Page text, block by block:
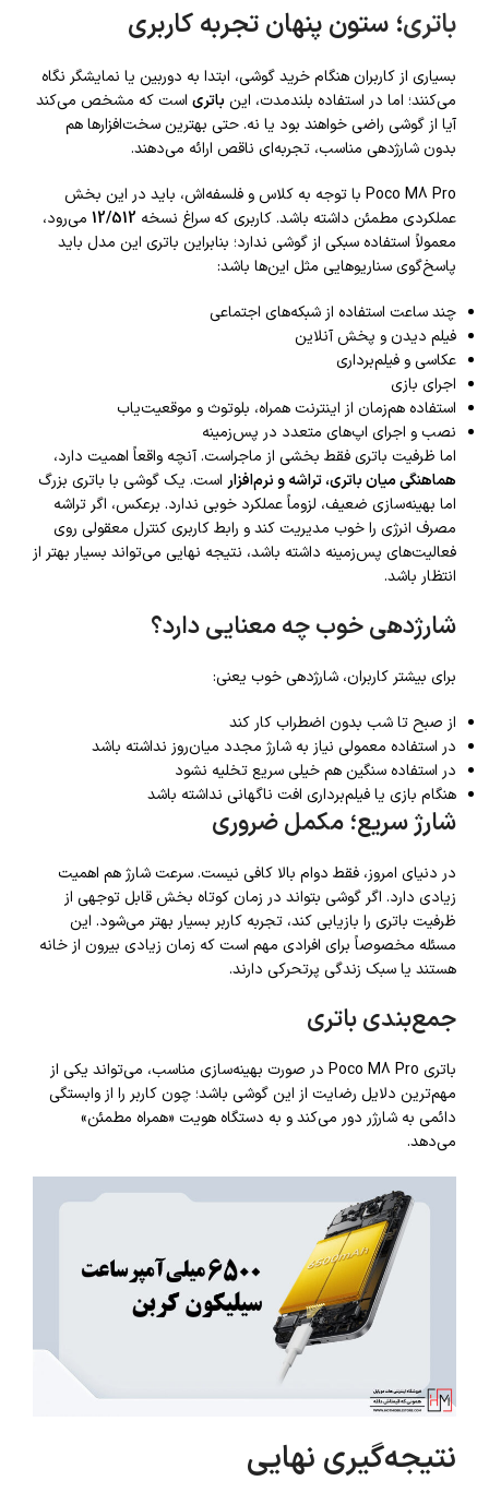
باتری؛ ستون پنهان تجربه کاربری
بسیاری از کاربران هنگام خرید گوشی، ابتدا به دوربین یا نمایشگر نگاه
می‌کنند؛ اما در استفاده بلندمدت، این باتری است که مشخص می‌کند
آیا از گوشی راضی خواهند بود یا نه. حتی بهترین سخت‌افزارها هم
بدون شارژدهی مناسب، تجربه‌ای ناقص ارائه می‌دهند.
Poco M8 Pro با توجه به کلاس و فلسفه‌اش، باید در این بخش
عملکردی مطمئن داشته باشد. کاربری که سراغ نسخه 12/512 می‌رود،
معمولاً استفاده سبکی از گوشی ندارد؛ بنابراین باتری این مدل باید
پاسخ‌گوی سناریوهایی مثل این‌ها باشد:
چند ساعت استفاده از شبکه‌های اجتماعی
فیلم دیدن و پخش آنلاین
عکاسی و فیلم‌برداری
اجرای بازی
استفاده هم‌زمان از اینترنت همراه، بلوتوث و موقعیت‌یاب
نصب و اجرای اپ‌های متعدد در پس‌زمینه
اما ظرفیت باتری فقط بخشی از ماجراست. آنچه واقعاً اهمیت دارد،
هماهنگی میان باتری، تراشه و نرم‌افزار است. یک گوشی با باتری بزرگ
اما بهینه‌سازی ضعیف، لزوماً عملکرد خوبی ندارد. برعکس، اگر تراشه
مصرف انرژی را خوب مدیریت کند و رابط کاربری کنترل معقولی روی
فعالیت‌های پس‌زمینه داشته باشد، نتیجه نهایی می‌تواند بسیار بهتر از
انتظار باشد.
شارژدهی خوب چه معنایی دارد؟
برای بیشتر کاربران، شارژدهی خوب یعنی:
از صبح تا شب بدون اضطراب کار کند
در استفاده معمولی نیاز به شارژ مجدد میان‌روز نداشته باشد
در استفاده سنگین هم خیلی سریع تخلیه نشود
هنگام بازی یا فیلم‌برداری افت ناگهانی نداشته باشد
شارژ سریع؛ مکمل ضروری
در دنیای امروز، فقط دوام بالا کافی نیست. سرعت شارژ هم اهمیت
زیادی دارد. اگر گوشی بتواند در زمان کوتاه بخش قابل توجهی از
ظرفیت باتری را بازیابی کند، تجربه کاربر بسیار بهتر می‌شود. این
مسئله مخصوصاً برای افرادی مهم است که زمان زیادی بیرون از خانه
هستند یا سبک زندگی پرتحرکی دارند.
جمع‌بندی باتری
باتری Poco M8 Pro در صورت بهینه‌سازی مناسب، می‌تواند یکی از
مهم‌ترین دلایل رضایت از این گوشی باشد؛ چون کاربر را از وابستگی
دائمی به شارژر دور می‌کند و به دستگاه هویت «همراه مطمئن»
می‌دهد.
نتیجه‌گیری نهایی